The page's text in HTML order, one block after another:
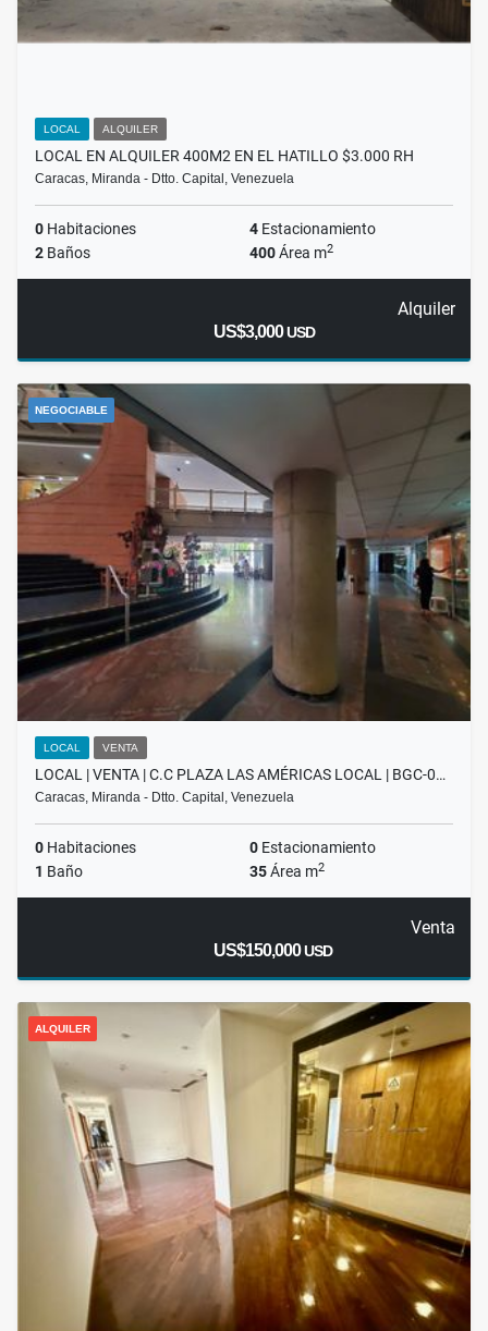
LOCAL ALQUILER
LOCAL EN ALQUILER 400M2 EN EL HATILLO $3.000 RH
Caracas, Miranda - Dtto. Capital, Venezuela
0 Habitaciones 4 Estacionamiento
2 Baños 400Área m2
Alquiler
US$3,000USD
NEGOCIABLE
LOCAL VENTA
LOCAL | VENTA | C.C PLAZA LAS AMÉRICAS LOCAL | BGC-0…
Caracas, Miranda - Dtto. Capital, Venezuela
0 Habitaciones 0 Estacionamiento
1 Baño 35Área m2
Venta
US$150,000USD
ALQUILER